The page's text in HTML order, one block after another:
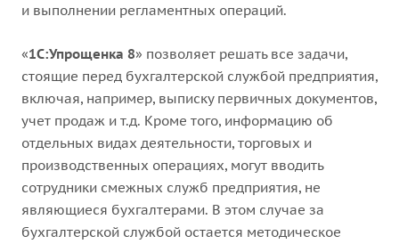
и выполнении регламентных операций.
«1С:Упрощенка 8» позволяет решать все задачи,
стоящие перед бухгалтерской службой предприятия,
включая, например, выписку первичных документов,
учет продаж и т.д. Кроме того, информацию об
отдельных видах деятельности, торговых и
производственных операциях, могут вводить
сотрудники смежных служб предприятия, не
являющиеся бухгалтерами. В этом случае за
бухгалтерской службой остается методическое